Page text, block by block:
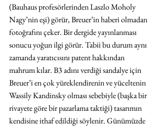
(Bauhaus profesörlerinden Laszlo Moholy
Nagy’nin eşi) görür, Breuer’in haberi olmadan
fotoğrafını çeker. Bir dergide yayınlanması
sonucu yoğun ilgi görür. Tabii bu durum aynı
zamanda yaratıcısını patent hakkından
mahrum kılar. B3 adını verdiği sandalye için
Breuer’i en çok yüreklendirenin ve yüceltenin
Wassily Kandinsky olması sebebiyle (başka bir
rivayete göre bir pazarlama taktiği) tasarımın
kendisine ithaf edildiği söylenir. Günümüzde